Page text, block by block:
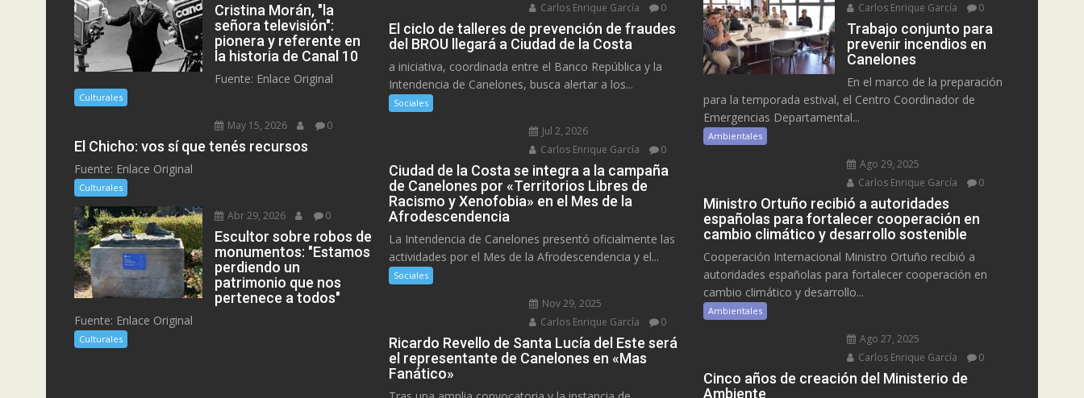
Cristina Morán, "la
señora televisión":
pionera y referente en
la historia de Canal 10
Fuente: Enlace Original
Culturales
May 15, 2026 0
El Chicho: vos sí que tenés recursos
Fuente: Enlace Original
Culturales
Abr 29, 2026 0
Escultor sobre robos de
monumentos: "Estamos
perdiendo un
patrimonio que nos
pertenece a todos"
Fuente: Enlace Original
Culturales
Carlos Enrique García
0
El ciclo de talleres de prevención de fraudes
del BROU llegará a Ciudad de la Costa
a iniciativa, coordinada entre el Banco República y la
Intendencia de Canelones, busca alertar a los...
Sociales
Jul 2, 2026
Carlos Enrique García
0
Ciudad de la Costa se integra a la campaña
de Canelones por «Territorios Libres de
Racismo y Xenofobia» en el Mes de la
Afrodescendencia
La Intendencia de Canelones presentó oficialmente las
actividades por el Mes de la Afrodescendencia y el...
Sociales
Nov 29, 2025
Carlos Enrique García
0
Ricardo Revello de Santa Lucía del Este será
el representante de Canelones en «Mas
Fanático»
Carlos Enrique García
0
Trabajo conjunto para
prevenir incendios en
Canelones
En el marco de la preparación
para la temporada estival, el Centro Coordinador de
Emergencias Departamental...
Ambientales
Ago 29, 2025
Carlos Enrique García
0
Ministro Ortuño recibió a autoridades
españolas para fortalecer cooperación en
cambio climático y desarrollo sostenible
Cooperación Internacional Ministro Ortuño recibió a
autoridades españolas para fortalecer cooperación en
cambio climático y desarrollo...
Ambientales
Ago 27, 2025
Carlos Enrique García
0
Cinco años de creación del Ministerio de
Ambiente